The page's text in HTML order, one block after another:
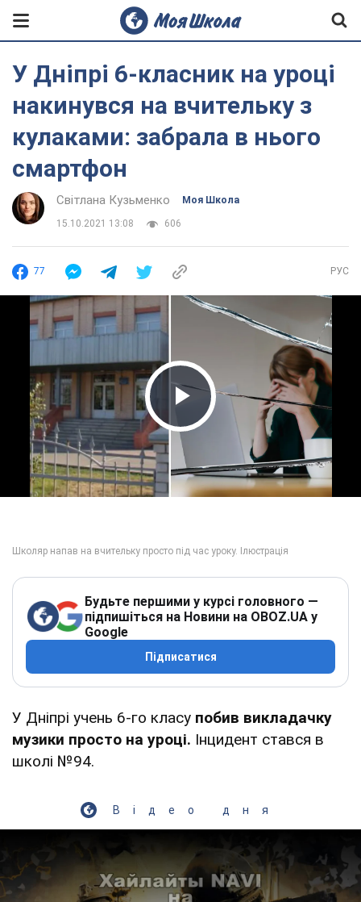
У Дніпрі 6-класник на уроці
накинувся на вчительку з
кулаками: забрала в нього
смартфон
Світлана Кузьменко Моя Школа
15.10.2021 13:08 606
77 РУС
Play Video
Будьте першими у курсі головного —
підпишіться на Новини на OBOZ.UA у
Google
Підписатися
У Дніпрі учень 6-го класу побив викладачку
музики просто на уроці. Інцидент стався в
школі №94.
Відео дня